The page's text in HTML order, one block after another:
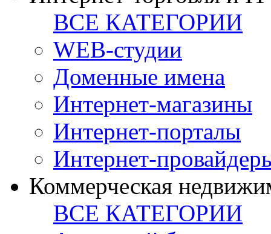
ВСЕ КАТЕГОРИИ
WEB-студии
Доменные имена
Интернет-магазины
Интернет-порталы
Интернет-
Коммерческая
ВСЕ КАТЕГОРИИ